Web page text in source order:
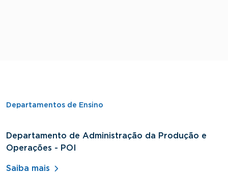
Departamentos de Ensino
Departamento de Administração da Produção e
Operações - POI
Saiba mais